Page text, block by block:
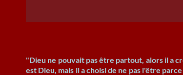
"Dieu ne pouvait pas être partout, alors il a
est Dieu, mais il a choisi de ne pas l'être